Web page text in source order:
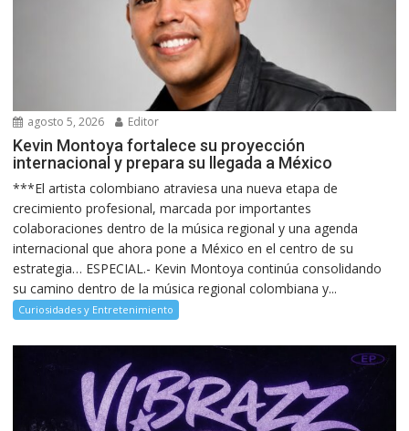
agosto 5, 2026 Editor
Kevin Montoya fortalece su proyección
internacional y prepara su llegada a México
***El artista colombiano atraviesa una nueva etapa de
crecimiento profesional, marcada por importantes
colaboraciones dentro de la música regional y una agenda
internacional que ahora pone a México en el centro de su
estrategia… ESPECIAL.- Kevin Montoya continúa consolidando
su camino dentro de la música regional colombiana y...
Curiosidades y Entretenimiento